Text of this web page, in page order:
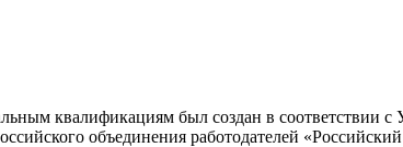
квалификациям был создан в соответствии с
объединения работодателей